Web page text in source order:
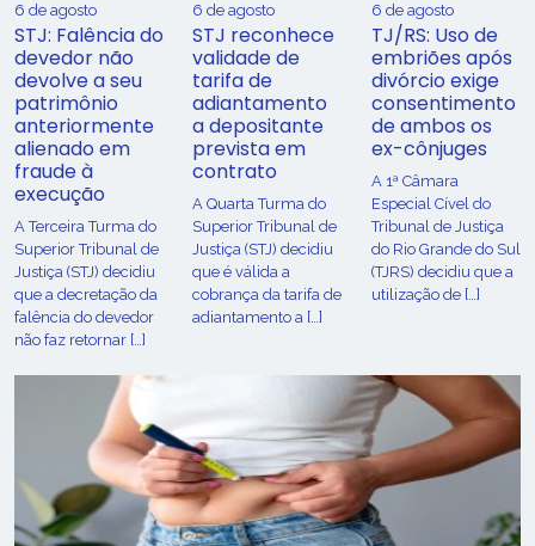
6 de agosto
STJ: Falência do
devedor não
devolve a seu
patrimônio
anteriormente
alienado em
fraude à
execução
A Terceira Turma do
Superior Tribunal de
Justiça (STJ) decidiu
que a decretação da
falência do devedor
não faz retornar […]
6 de agosto
STJ reconhece
validade de
tarifa de
adiantamento
a depositante
prevista em
contrato
A Quarta Turma do
Superior Tribunal de
Justiça (STJ) decidiu
que é válida a
cobrança da tarifa de
adiantamento a […]
6 de agosto
TJ/RS: Uso de
embriões após
divórcio exige
consentimento
de ambos os
ex-cônjuges
A 1ª Câmara
Especial Cível do
Tribunal de Justiça
do Rio Grande do Sul
(TJRS) decidiu que a
utilização de […]